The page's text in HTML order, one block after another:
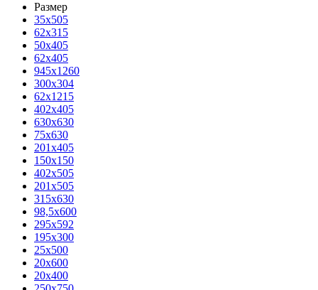
Размер
35х505
62x315
50x405
62х405
945x1260
300x304
62x1215
402x405
630x630
75x630
201x405
150x150
402x505
201x505
315x630
98,5х600
295x592
195х300
25x500
20х600
20х400